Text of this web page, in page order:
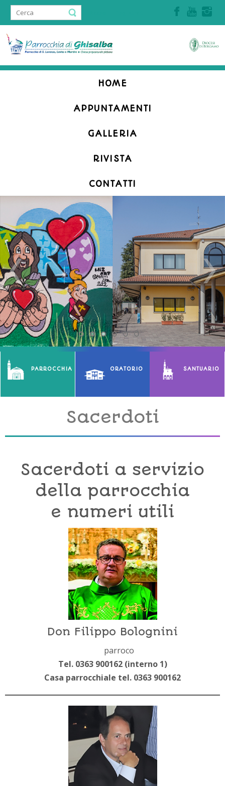
HOME
APPUNTAMENTI
GALLERIA
RIVISTA
CONTATTI
PARROCCHIA ORATORIO SANTUARIO
Sacerdoti
Sacerdoti a servizio
della parrocchia
e numeri utili
Don Filippo Bolognini
parroco
Tel. 0363 900162 (interno 1)
Casa parrocchiale tel. 0363 900162